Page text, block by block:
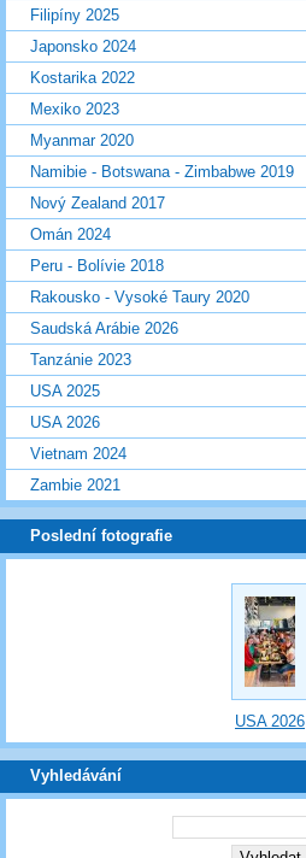
Filipíny 2025
Japonsko 2024
Kostarika 2022
Mexiko 2023
Myanmar 2020
Namibie - Botswana - Zimbabwe 2019
Nový Zealand 2017
Omán 2024
Peru - Bolívie 2018
Rakousko - Vysoké Taury 2020
Saudská Arábie 2026
Tanzánie 2023
USA 2025
USA 2026
Vietnam 2024
Zambie 2021
Poslední fotografie
USA 2026
Vyhledávání